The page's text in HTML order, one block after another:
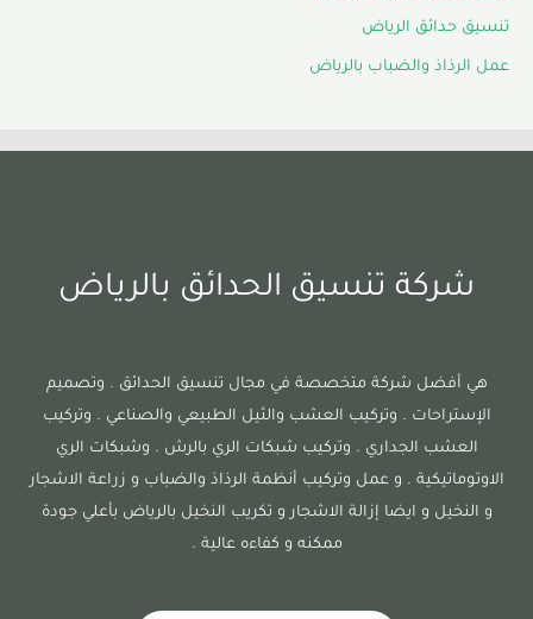
تنسيق حدائق الرياض
عمل الرذاذ والضباب بالرياض
شركة تنسيق الحدائق بالرياض
هي أفضل شركة متخصصة في مجال تنسيق الحدائق . وتصميم
الإستراحات . وتركيب العشب والثيل الطبيعي والصناعي . وتركيب
العشب الجداري . وتركيب شبكات الري بالرش . وشبكات الري
الاوتوماتيكية . و عمل وتركيب أنظمة الرذاذ والضباب و زراعة الاشجار
و النخيل و ايضا إزالة الاشجار و تكريب النخيل بالرياض بأعلي جودة
ممكنه و كفاءه عالية .